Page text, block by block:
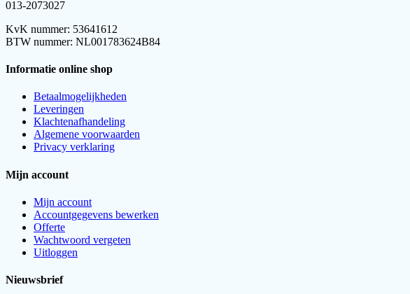
013-2073027
KvK nummer: 53641612
BTW nummer: NL001783624B84
Informatie online shop
Betaalmogelijkheden
Leveringen
Klachtenafhandeling
Algemene voorwaarden
Privacy verklaring
Mijn account
Mijn account
Accountgegevens bewerken
Offerte
Wachtwoord vergeten
Uitloggen
Nieuwsbrief